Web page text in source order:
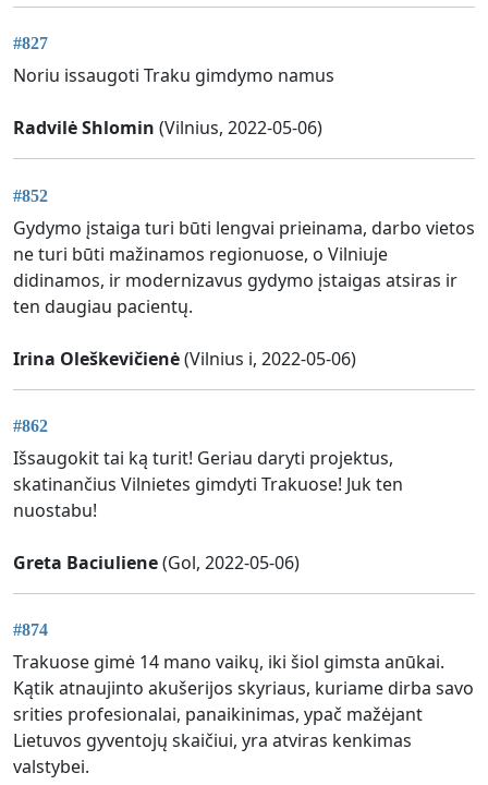
#827
Noriu issaugoti Traku gimdymo namus
Radvilė Shlomin (Vilnius, 2022-05-06)
#852
Gydymo įstaiga turi būti lengvai prieinama, darbo vietos
ne turi būti mažinamos regionuose, o Vilniuje
didinamos, ir modernizavus gydymo įstaigas atsiras ir
ten daugiau pacientų.
Irina Oleškevičienė(Vilnius i, 2022-05-06)
#862
Išsaugokit tai ką turit! Geriau daryti projektus,
skatinančius Vilnietes gimdyti Trakuose! Juk ten
nuostabu!
Greta Baciuliene(Gol, 2022-05-06)
#874
Trakuose gimė 14 mano vaikų, iki šiol gimsta anūkai.
Kątik atnaujinto akušerijos skyriaus, kuriame dirba savo
srities profesionalai, panaikinimas, ypač mažėjant
Lietuvos gyventojų skaičiui, yra atviras kenkimas
valstybei.